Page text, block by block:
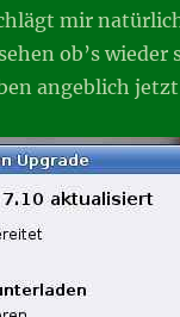
mir
ob’s wieder
angeblich jetzt